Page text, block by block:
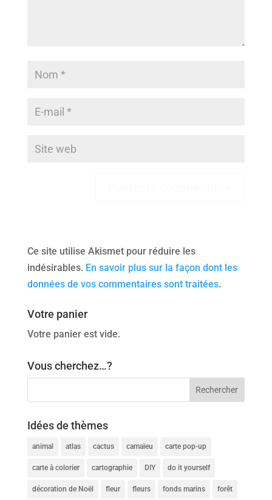
Ce site utilise Akismet pour réduire les
indésirables. En savoir plus sur la façon dont les
données de vos commentaires sont traitées.
Votre panier
Votre panier est vide.
Vous cherchez…?
Idées de thèmes
animal atlas cactus camaïeu carte pop-up
carte à colorier cartographie DIY do it yourself
décoration de Noël fleur fleurs fonds marins forêt